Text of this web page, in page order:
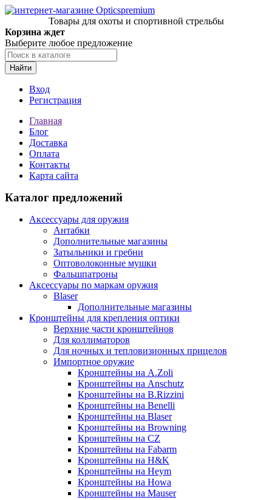
Товары для охоты и спортивной стрельбы
Корзина ждет
Выберите любое предложение
Найти
Вход
Регистрация
Главная
Блог
Доставка
Оплата
Контакты
Карта сайта
Каталог предложений
Аксессуары для оружия
Антабки
Дополнительные магазины
Затыльники и гребни
Оптоволоконные мушки
Фальшпатроны
Аксессуары по маркам оружия
Blaser
Дополнительные магазины
Кронштейны для крепления оптики
Верхние части кронштейнов
Для коллиматоров
Для ночных и тепловизионных прицелов
Импортное оружие
Кронштейны на A.Zoli
Кронштейны на Anschutz
Кронштейны на B.Rizzini
Кронштейны на Benelli
Кронштейны на Blaser
Кронштейны на Browning
Кронштейны на CZ
Кронштейны на Fabarm
Кронштейны на H&K
Кронштейны на Heym
Кронштейны на Howa
Кронштейны на Mauser